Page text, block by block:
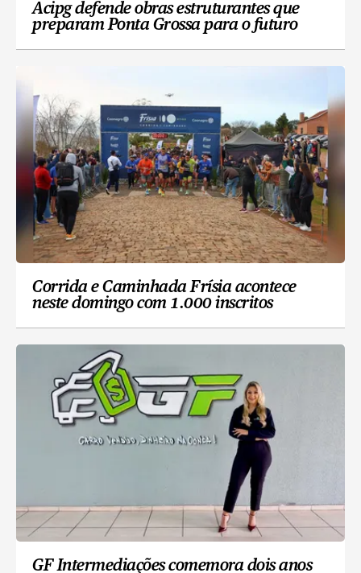
Acipg defende obras estruturantes que
preparam Ponta Grossa para o futuro
Corrida e Caminhada Frísia acontece
neste domingo com 1.000 inscritos
GF Intermediações comemora dois anos